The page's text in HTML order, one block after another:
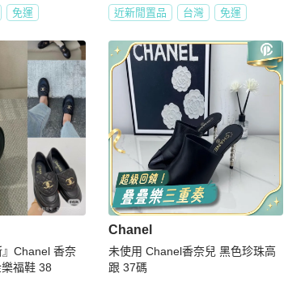
免運 近新閒置品 台灣 免運
Chanel 香奈
福鞋 38
Chanel
未使用 Chanel香奈兒 黑色珍珠高
跟 37碼